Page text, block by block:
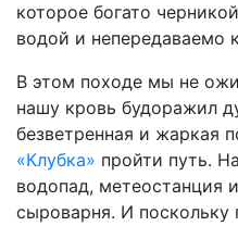
которое богато
водой и непередаваемо
В этом походе мы не
нашу кровь будоражил
безветренная и жаркая
«Клубка» пройти путь.
водопад, метеостанция
сыроварня. И поскольку